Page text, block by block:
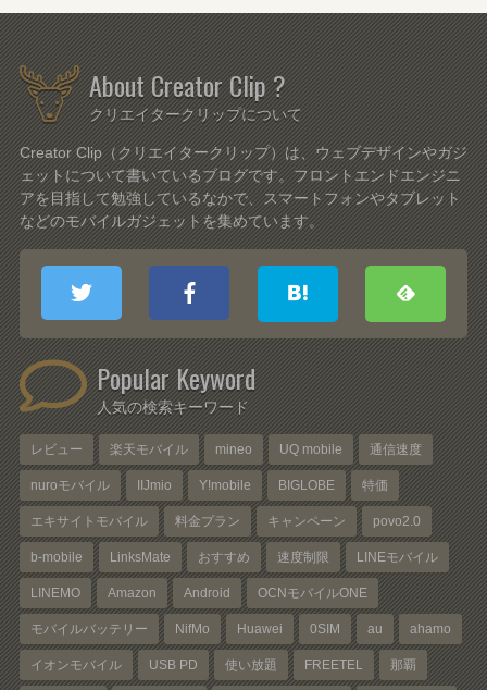
About Creator Clip ?
クリエイタークリップについて
Creator Clip（クリエイタークリップ）は、ウェブデザインやガジ
ェットについて書いているブログです。フロントエンドエンジニ
アを目指して勉強しているなかで、スマートフォンやタブレット
などのモバイルガジェットを集めています。
Popular Keyword
人気の検索キーワード
レビュー 楽天モバイル mineo UQ mobile 通信速度
nuroモバイル IIJmio Y!mobile BIGLOBE 特価
エキサイトモバイル 料金プラン キャンペーン povo2.0
b-mobile LinksMate おすすめ 速度制限 LINEモバイル
LINEMO Amazon Android OCNモバイルONE
モバイルバッテリー NifMo Huawei 0SIM au ahamo
イオンモバイル USB PD 使い放題 FREETEL 那覇